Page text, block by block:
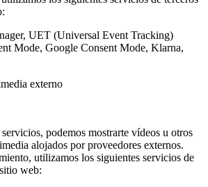
UET (Universal Event Tracking)
Mode, Google Consent Mode, Klarna,
externo
podemos mostrarte vídeos u otros
alojados por proveedores externos.
utilizamos los siguientes servicios de
web: